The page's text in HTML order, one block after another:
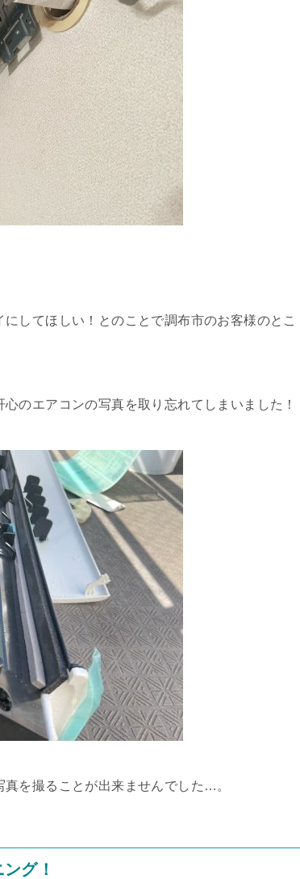
してほしい！とのことで調布市のお客様のとこ
のエアコンの写真を取り忘れてしまいました！
を撮ることが出来ませんでした…。
グ！